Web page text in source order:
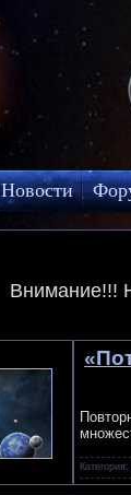
Новости
Внимание!!!
Категория: